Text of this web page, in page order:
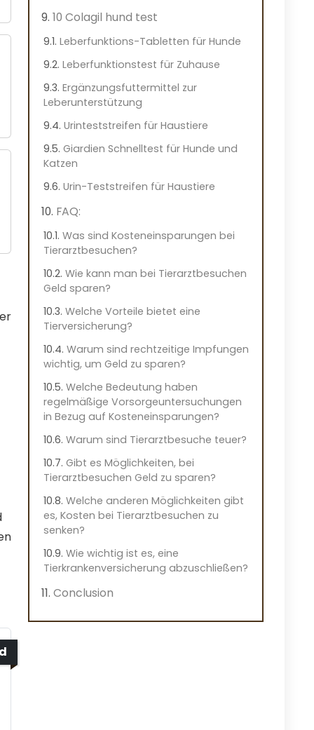
10 Colagil hund test
Leberfunktions-Tabletten für Hunde
Leberfunktionstest für Zuhause
Ergänzungsfuttermittel zur
Leberunterstützung
Urinteststreifen für Haustiere
Giardien Schnelltest für Hunde und
Katzen
Urin-Teststreifen für Haustiere
FAQ:
Was sind Kosteneinsparungen bei
Tierarztbesuchen?
Wie kann man bei Tierarztbesuchen
Geld sparen?
Welche Vorteile bietet eine
Tierversicherung?
Warum sind rechtzeitige Impfungen
wichtig, um Geld zu sparen?
Welche Bedeutung haben
regelmäßige Vorsorgeuntersuchungen
in Bezug auf Kosteneinsparungen?
Warum sind Tierarztbesuche teuer?
Gibt es Möglichkeiten, bei
Tierarztbesuchen Geld zu sparen?
Welche anderen Möglichkeiten gibt
es, Kosten bei Tierarztbesuchen zu
senken?
Wie wichtig ist es, eine
Tierkrankenversicherung abzuschließen?
Conclusion